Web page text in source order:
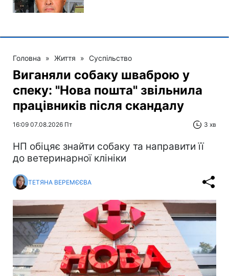
Головна » Життя » Суспільство
Виганяли собаку шваброю у
спеку: "Нова пошта" звільнила
працівників після скандалу
16:09 07.08.2026 Пт 3 хв
НП обіцяє знайти собаку та направити її
до ветеринарної клініки
ТЕТЯНА ВЕРЕМЄЄВА